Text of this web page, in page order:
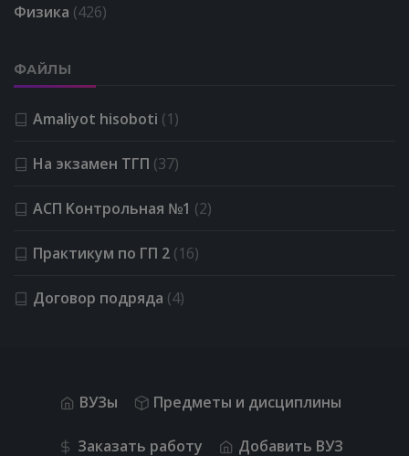
Физика (426)
ФАЙЛЫ
Amaliyot hisoboti (1)
На экзамен ТГП (37)
АСП Kонтрольная №1 (2)
Практикум по ГП 2 (16)
Договор подряда (4)
ВУЗы Предметы и дисциплины
Заказать работу Добавить ВУЗ